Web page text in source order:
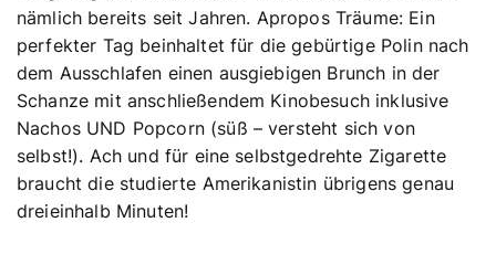
nämlich bereits seit Jahren. Apropos Träume: Ein
perfekter Tag beinhaltet für die gebürtige Polin nach
dem Ausschlafen einen ausgiebigen Brunch in der
Schanze mit anschließendem Kinobesuch inklusive
Nachos UND Popcorn (süß – versteht sich von
selbst!). Ach und für eine selbstgedrehte Zigarette
braucht die studierte Amerikanistin übrigens genau
dreieinhalb Minuten!